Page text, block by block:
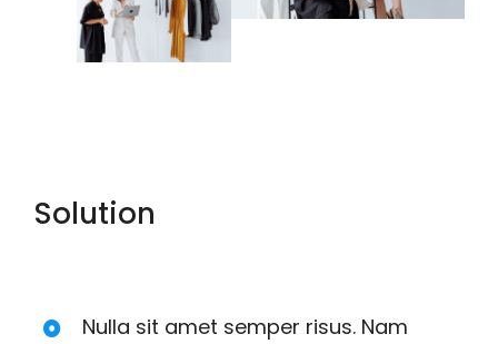
Solution
Nulla sit amet semper risus. Nam